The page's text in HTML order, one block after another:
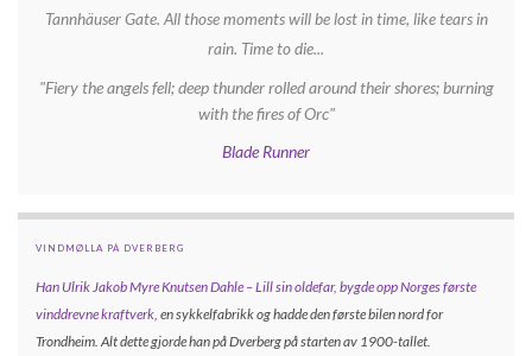
Tannhäuser Gate. All those moments will be lost in time, like tears in
rain. Time to die...
"Fiery the angels fell; deep thunder rolled around their shores; burning
with the fires of Orc"
Blade Runner
VINDMØLLA PÅ DVERBERG
Han Ulrik Jakob Myre Knutsen Dahle – Lill sin oldefar, bygde oppNorges første
vinddrevne kraftverk , en sykkelfabrikk og hadde den første bilen nord for
Trondheim. Alt dette gjorde han på Dverberg på starten av 1900-tallet.